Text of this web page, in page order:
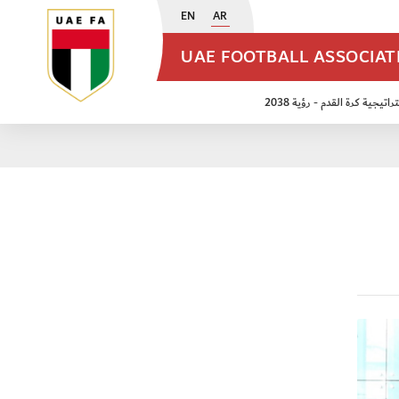
EN AR
UAE FOOTBALL
كرة القدم - رؤية 2038